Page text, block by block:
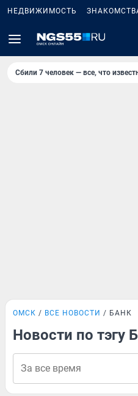
НЕДВИЖИМОСТЬ
Сбили 7 человек — все, что
ОМСК ВСЕ НОВОСТИ БАНК
Новости по тэгу